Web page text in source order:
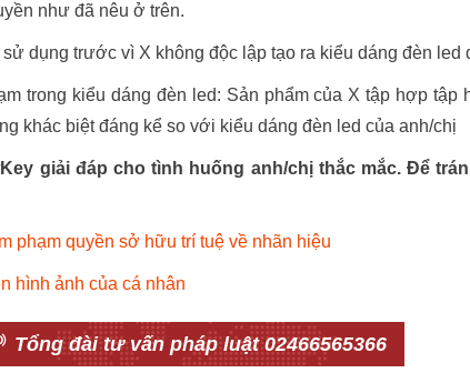
như đã nêu ở trên.
dụng trước vì X không độc lập tạo ra kiểu dáng đèn led
trong kiểu dáng đèn led: Sản phẩm của X tập hợp tập
khác biệt đáng kể so với kiểu dáng đèn led của anh/chị
giải đáp cho tình huống anh/chị thắc mắc. Để
phạm quyền sở hữu trí tuệ về nhãn hiệu
hình ảnh của cá nhân
Tổng đài tư vấn pháp luật 02466565366